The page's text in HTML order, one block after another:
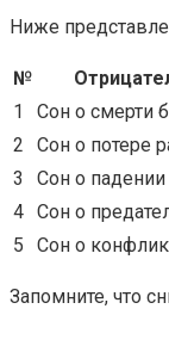
Ниже
№
1
Сон о смерти
2
Сон о потере
3
Сон о
4 Сон о
5
Сон о
Запомните, что